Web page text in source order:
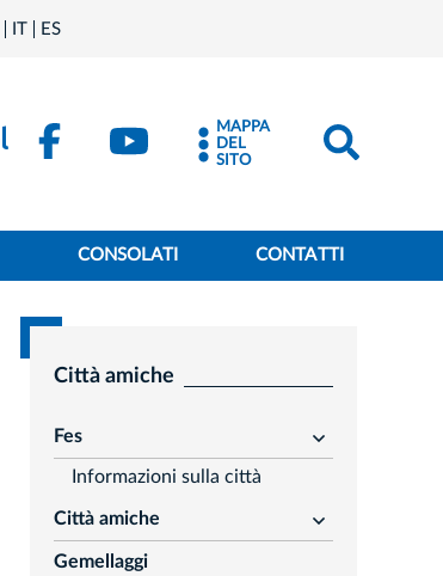
IT ES
MAPPA
DEL
SITO
CONSOLATI CONTATTI
Città amiche
Fes
rozwiń
Informazioni sulla città
Città amiche
rozwiń
Gemellaggi